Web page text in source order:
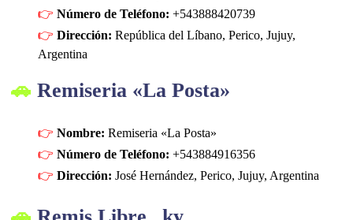
Número de Teléfono: +543888420739
Dirección: República del Líbano, Perico, Jujuy,
Argentina
Remiseria «La Posta»
Nombre: Remiseria «La Posta»
Número de Teléfono: +543884916356
Dirección: José Hernández, Perico, Jujuy, Argentina